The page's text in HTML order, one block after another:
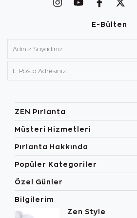
E-Bülten
ZEN Pırlanta
Müşteri Hizmetleri
Pırlanta Hakkında
Popüler Kategoriler
Özel Günler
Bilgilerim
Zen Style